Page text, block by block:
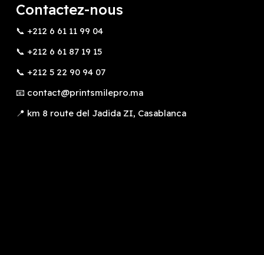
Contactez-nous
📞 +212 6 61 11 99 04
📞 +212 6 61 87 19 15
📞 +212 5 22 90 94 07
📧 contact@printsmilepro.ma
📍 km 8 route del Jadida ZI, Casablanca